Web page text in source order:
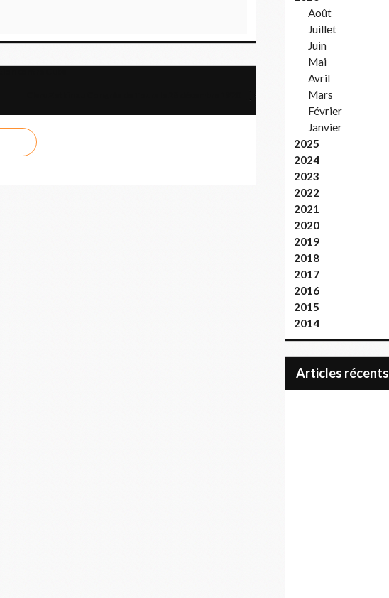
Août
Juillet
Juin
Mai
Avril
Mars
Février
Janvier
2025
2024
2023
2022
2021
2020
2019
2018
2017
2016
2015
2014
articles récents